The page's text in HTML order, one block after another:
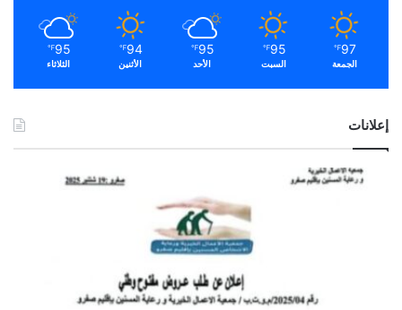
97
℉
الجمعة
95
℉
السبت
95
℉
الأحد
94
℉
الأثنين
95
℉
الثلاثاء
إعلانات